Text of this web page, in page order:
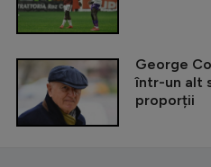
George
într-un alt
proporții